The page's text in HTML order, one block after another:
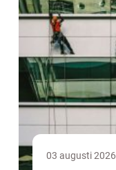
03 augusti 2026